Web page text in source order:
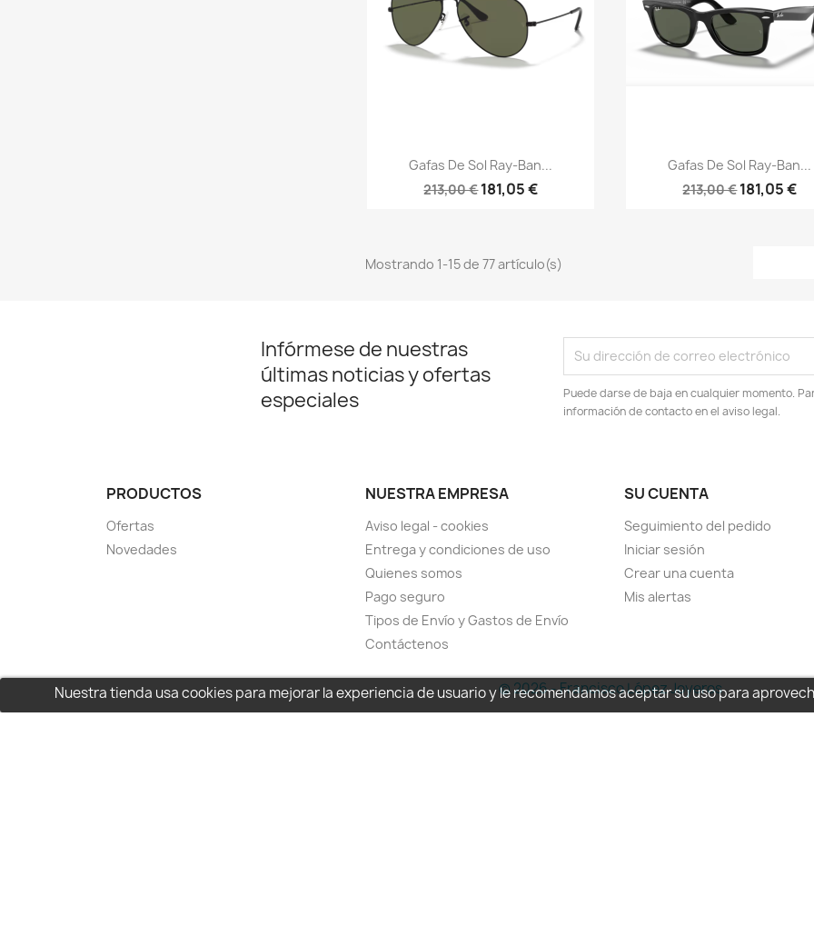
Nuestra tienda usa cookies para mejorar la experiencia de usuario y le recomendamos aceptar su uso para
Vista rápida
Gafas De Sol Ray-Ban...
213,00 €181,05 €
Vista rápida
Gafas De Sol Ray-Ban...
213,00 €181,05 €
Mostrando 1-15 de 77 artículo(s)
Infórmese de nuestras
últimas noticias y ofertas
especiales
Puede darse de baja en cualquier momento.
información de contacto en el aviso legal.
PRODUCTOS
Ofertas
Novedades
NUESTRA EMPRESA
Aviso legal - cookies
Entrega y condiciones de uso
Quienes somos
Pago seguro
Tipos de Envío y Gastos de Envío
Contáctenos
SU CUENTA
Seguimiento del pedido
Iniciar sesión
Crear una cuenta
Mis alertas
© 2026 - Francisco López Joyeros